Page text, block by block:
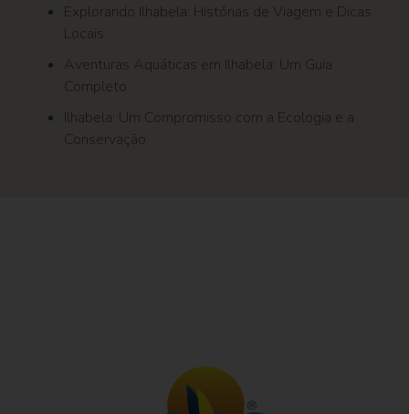
Explorando Ilhabela: Histórias de Viagem e Dicas
Locais
Aventuras Aquáticas em Ilhabela: Um Guia
Completo
Ilhabela: Um Compromisso com a Ecologia e a
Conservação